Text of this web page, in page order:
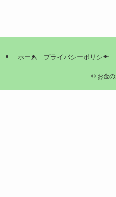
ホーム プライバシーポリシー
©お金の